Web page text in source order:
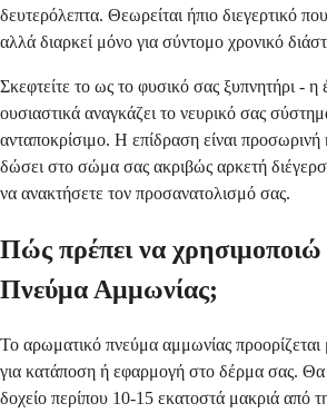
δευτερόλεπτα. Θεωρείται ήπιο διεγερτικό
αλλά διαρκεί μόνο για σύντομο χρονικό
Σκεφτείτε το ως το φυσικό σας ξυπνητήρι - η
ουσιαστικά αναγκάζει το νευρικό σας
ανταποκρίσιμο. Η επίδραση είναι προσωρινή
δώσει στο σώμα σας ακριβώς αρκετή
να ανακτήσετε τον προσανατολισμό σας.
Πώς πρέπει να
Πνεύμα Αμμωνίας;
Το αρωματικό πνεύμα αμμωνίας προορίζεται
για κατάποση ή εφαρμογή στο δέρμα σας. Θα
δοχείο περίπου 10-15 εκατοστά μακριά από